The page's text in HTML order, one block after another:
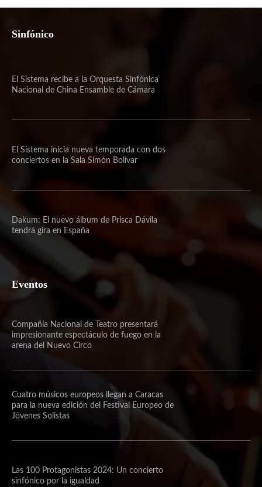
Sinfónico
El Sistema recibe a la Orquesta Sinfónica
Nacional de China Ensamble de Cámara
El Sistema inicia nueva temporada con dos
conciertos en la Sala Simón Bolívar
Dakum: El nuevo álbum de Prisca Dávila
tendrá gira en España
Eventos
Compañía Nacional de Teatro presentará
impresionante espectáculo de fuego en la
arena del Nuevo Circo
Cuatro músicos europeos llegan a Caracas
para la nueva edición del Festival Europeo de
Jóvenes Solistas
Las 100 Protagonistas 2024: Un concierto
sinfónico por la igualdad